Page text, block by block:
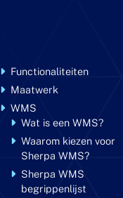
Functionaliteiten
Maatwerk
WMS
Wat is een WMS?
Waarom kiezen voor
Sherpa WMS?
Sherpa WMS
begrippenlijst